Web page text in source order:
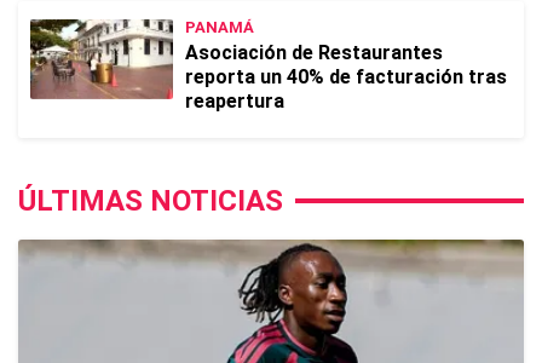
PANAMÁ
Asociación de Restaurantes
reporta un 40% de facturación tras
reapertura
ÚLTIMAS NOTICIAS